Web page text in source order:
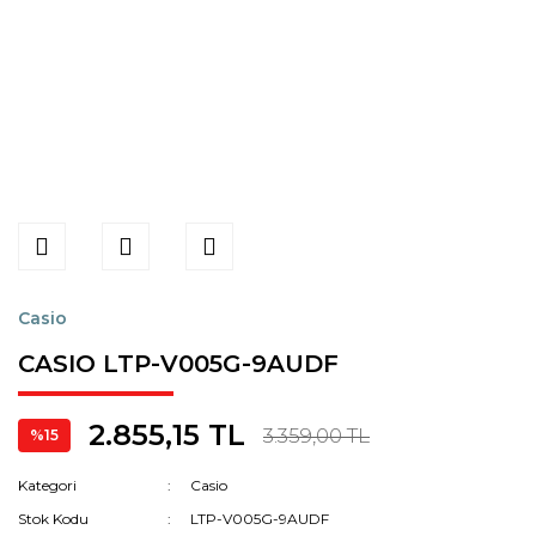
Casio
CASIO LTP-V005G-9AUDF
%15 2.855,15 TL 3.359,00 TL
Kategori
Casio
Stok Kodu
LTP-V005G-9AUDF